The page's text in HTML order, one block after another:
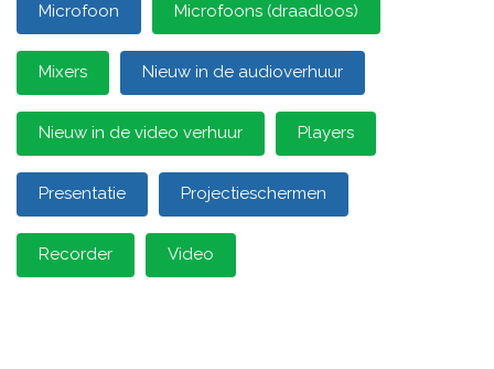
Microfoon Microfoons (draadloos)
Mixers Nieuw in de audioverhuur
Nieuw in de video verhuur Players
Presentatie Projectieschermen
Recorder Video